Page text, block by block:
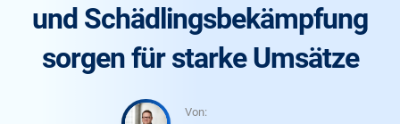
und Schädlingsbekämpfung
sorgen für starke Umsätze
Von: